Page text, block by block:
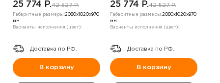
25 774 P.42 527 P.
Габаритные размеры:2080х1020х970
мм
Варианты исполнения (цвет):
Доставка по РФ.
В корзину
25 774 P.42 527 P.
Габаритные размеры:2080х1020х970
мм
Варианты исполнения (цвет):
Доставка по РФ.
В корзину